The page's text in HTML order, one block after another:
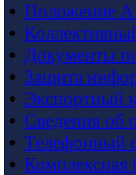
Положение
Документы
Защита
Экспортный
Сведения об
Телефонный
Комплексная